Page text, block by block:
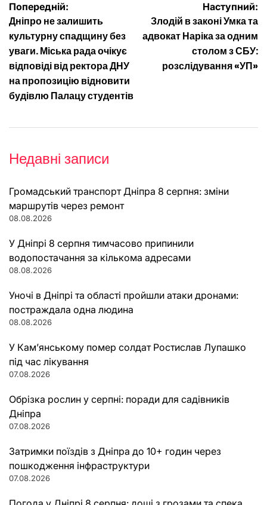
Навігація
записів
Попередній:
Дніпро не залишить
культурну спадщину без
уваги. Міська рада очікує
відповіді від ректора ДНУ
на пропозицію відновити
будівлю Палацу студентів
Наступний:
Злодій в законі Умка та
адвокат Наріка за одним
столом з СБУ:
розслідування «УП»
Недавні записи
Громадський транспорт Дніпра 8 серпня: зміни
маршрутів через ремонт
08.08.2026
У Дніпрі 8 серпня тимчасово припинили
водопостачання за кількома адресами
08.08.2026
Уночі в Дніпрі та області пройшли атаки дронами:
постраждала одна людина
08.08.2026
У Кам’янському помер солдат Ростислав Лупашко
під час лікування
07.08.2026
Обрізка рослин у серпні: поради для садівників
Дніпра
07.08.2026
Затримки поїздів з Дніпра до 10+ годин через
пошкодження інфраструктури
07.08.2026